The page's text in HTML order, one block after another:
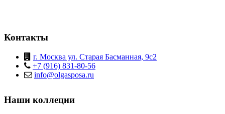
Контакты
г. Москва ул. Старая Басманная, 9с2
+7 (916) 831-80-56
info@olgasposa.ru
Наши коллеции